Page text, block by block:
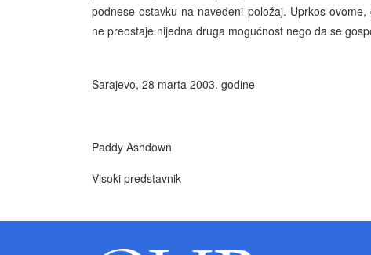
podnese ostavku na navedeni položaj. Uprkos
ne preostaje nijedna druga mogućnost nego da se
Sarajevo, 28 marta 2003. godine
Paddy Ashdown
Visoki predstavnik